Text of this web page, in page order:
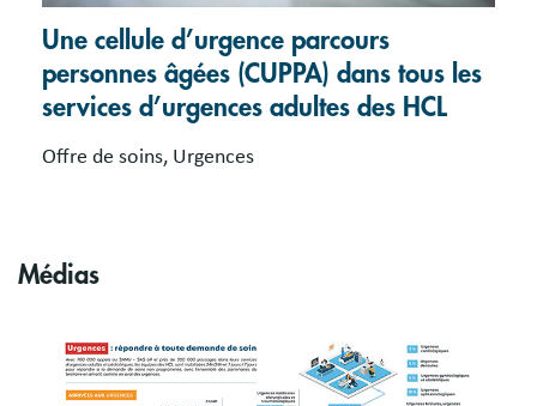
Une cellule d’urgence parcours
personnes âgées (CUPPA) dans tous les
services d’urgences adultes des HCL
Offre de soins, Urgences
Médias